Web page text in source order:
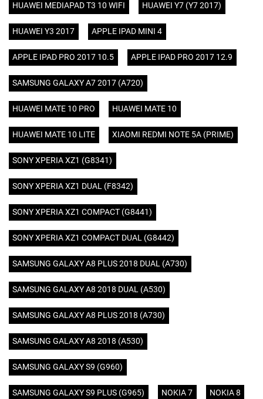
HUAWEI MEDIAPAD T3 10 WIFI HUAWEI Y7 (Y7 2017)
HUAWEI Y3 2017 APPLE IPAD MINI 4
APPLE IPAD PRO 2017 10.5 APPLE IPAD PRO 2017 12.9
SAMSUNG GALAXY A7 2017 (A720)
HUAWEI MATE 10 PRO HUAWEI MATE 10
HUAWEI MATE 10 LITE XIAOMI REDMI NOTE 5A (PRIME)
SONY XPERIA XZ1 (G8341)
SONY XPERIA XZ1 DUAL (F8342)
SONY XPERIA XZ1 COMPACT (G8441)
SONY XPERIA XZ1 COMPACT DUAL (G8442)
SAMSUNG GALAXY A8 PLUS 2018 DUAL (A730)
SAMSUNG GALAXY A8 2018 DUAL (A530)
SAMSUNG GALAXY A8 PLUS 2018 (A730)
SAMSUNG GALAXY A8 2018 (A530)
SAMSUNG GALAXY S9 (G960)
SAMSUNG GALAXY S9 PLUS (G965) NOKIA 7 NOKIA 8